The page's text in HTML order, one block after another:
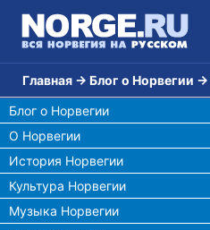
Главная → Блог о Норвегии →
Блог о Норвегии
О Норвегии
История Норвегии
Культура Норвегии
Музыка Норвегии